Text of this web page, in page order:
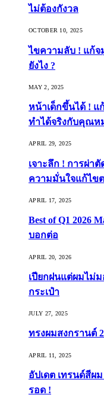
ไม่ต้องกังวล
OCTOBER 10, 2025
ไขความลับ ! แก้จ
ยังไง ?
MAY 2, 2025
หน้าเด็กขึ้นได้ ! แ
ทำได้จริงกับคุณห
APRIL 29, 2025
เจาะลึก ! การผ่า
ความมั่นใจแก้ไข
APRIL 17, 2025
Best of Q1 2026
บอกต่อ
APRIL 20, 2026
เปียกฝนแต่ผมไม่
กระเป๋า
JULY 27, 2025
ทรงผมสงกรานต์
APRIL 11, 2025
อัปเดต เทรนด์สีผ
รอด !